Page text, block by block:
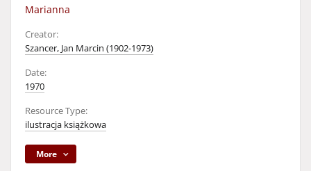
Marianna
Creator:
Szancer, Jan Marcin (1902-1973)
Date:
1970
Resource Type:
ilustracja książkowa
More